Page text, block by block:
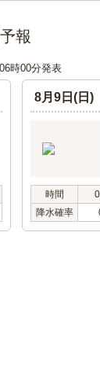
報
時00分発表
8月9日(日)
時間
降水確率